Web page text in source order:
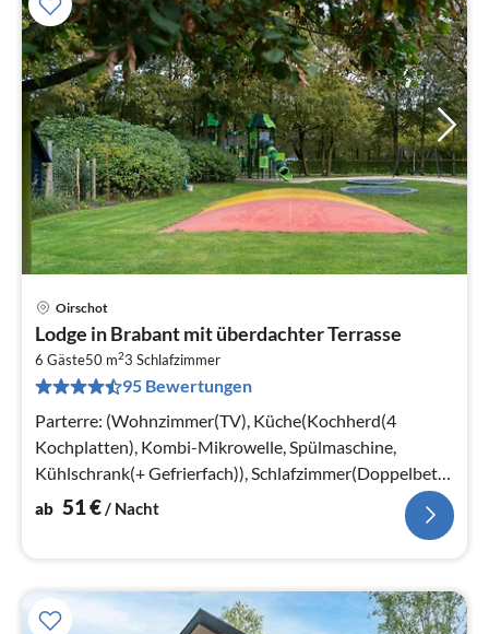
Oirschot
Lodge in Brabant mit überdachter Terrasse
6 Gäste50 m23 Schlafzimmer
95 Bewertungen
Parterre: (Wohnzimmer(TV), Küche(Kochherd(4
Kochplatten), Kombi-Mikrowelle, Spülmaschine,
Kühlschrank(+ Gefrierfach)), Schlafzimmer(Doppelbett
oder 2 Einzelbetten)
ab 51€/ Nacht